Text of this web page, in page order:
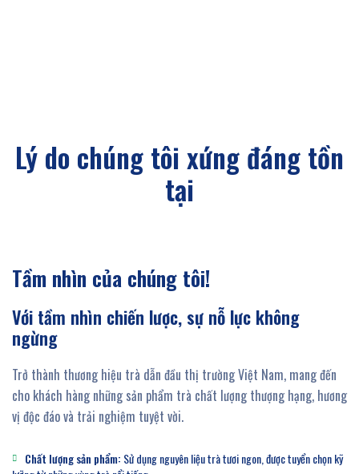
Lý do chúng tôi xứng đáng tồn
tại
Tầm nhìn của chúng tôi!
Với tầm nhìn chiến lược, sự nỗ lực không
ngừng
Trở thành thương hiệu trà dẫn đầu thị trường Việt Nam, mang đến
cho khách hàng những sản phẩm trà chất lượng thượng hạng, hương
vị độc đáo và trải nghiệm tuyệt vời.
Chất lượng sản phẩm: Sử dụng nguyên liệu trà tươi ngon, được tuyển chọn kỹ